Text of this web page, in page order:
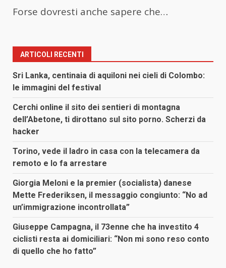
Forse dovresti anche sapere che…
ARTICOLI RECENTI
Sri Lanka, centinaia di aquiloni nei cieli di Colombo:
le immagini del festival
Cerchi online il sito dei sentieri di montagna
dell’Abetone, ti dirottano sul sito porno. Scherzi da
hacker
Torino, vede il ladro in casa con la telecamera da
remoto e lo fa arrestare
Giorgia Meloni e la premier (socialista) danese
Mette Frederiksen, il messaggio congiunto: “No ad
un’immigrazione incontrollata”
Giuseppe Campagna, il 73enne che ha investito 4
ciclisti resta ai domiciliari: “Non mi sono reso conto
di quello che ho fatto”